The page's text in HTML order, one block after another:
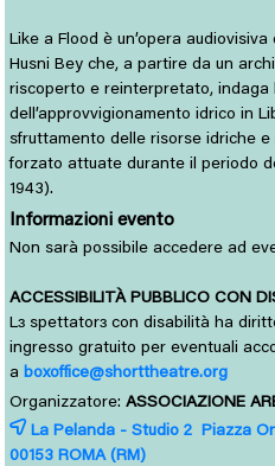
Like a Flood è un’opera
Husni Bey che, a partire da un
riscoperto e reinterpretato, indaga
dell’approvvigionamento idrico in
sfruttamento delle risorse idriche
forzato attuate durante il periodo
1943).
Informazioni evento
Non sarà possibile accedere ad
ACCESSIBILITÀ PUBBLICO CON
Lɜ spettatorɜ con disabilità ha
ingresso gratuito per eventuali
a boxoffice@shorttheatre.org
Organizzatore: ASSOCIAZIONE
La Pelanda - Studio 2 Piazza
00153 ROMA (RM)